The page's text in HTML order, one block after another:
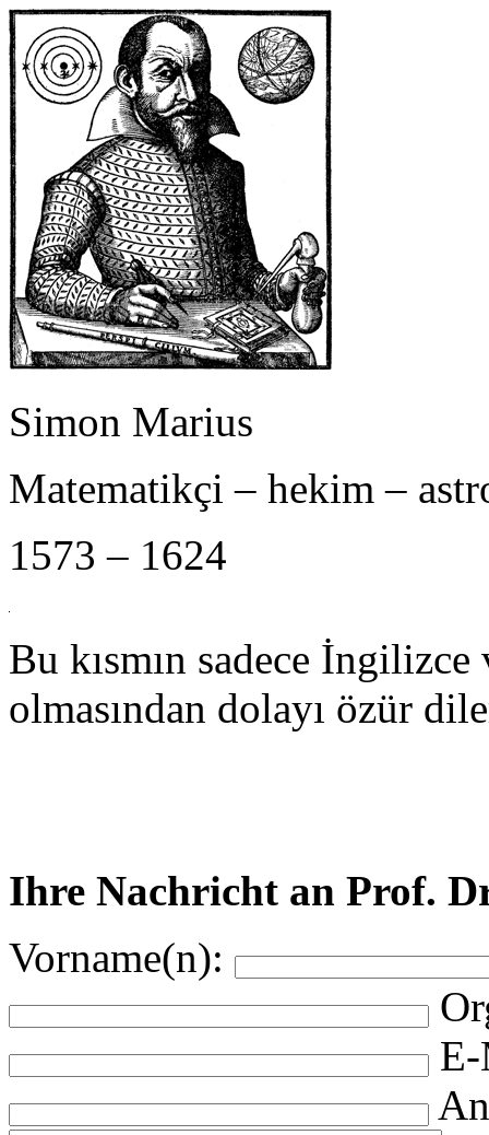
Simon Marius
Matematikçi – hekim –
1573 – 1624
Bu kısmın sadece
olmasından dolayı özür
Ihre Nachricht an Prof.
Vorname(n):